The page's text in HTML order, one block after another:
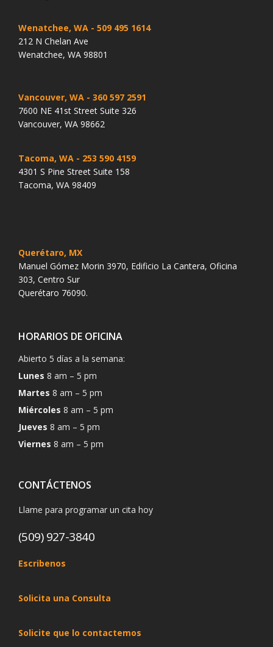
Wenatchee, WA - 509 495 1614
212 N Chelan Ave
Wenatchee, WA 98801
Vancouver, WA - 360 597 2591
7600 NE 41st Street Suite 326
Vancouver, WA 98662
Tacoma, WA - 253 590 4159
4301 S Pine Street Suite 158
Tacoma, WA 98409
Querétaro, MX
Manuel Gómez Morin 3970, Edificio La Cantera, Oficina
303, Centro Sur
Querétaro 76090.
HORARIOS DE OFICINA
Abierto 5 días a la semana:
Lunes 8 am – 5 pm
Martes 8 am – 5 pm
Miércoles 8 am – 5 pm
Jueves 8 am – 5 pm
Viernes 8 am – 5 pm
CONTÁCTENOS
Llame para programar un cita hoy
(509) 927-3840
Escribenos
Solicita una Consulta
Solicite que lo contactemos